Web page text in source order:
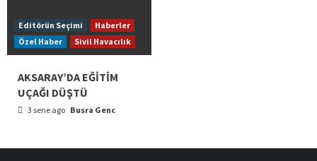
Editörün Seçimi
Haberler
Özel Haber
Sivil Havacılık
AKSARAY’DA EĞİTİM
UÇAĞI DÜŞTÜ
3 sene ago Busra Genc